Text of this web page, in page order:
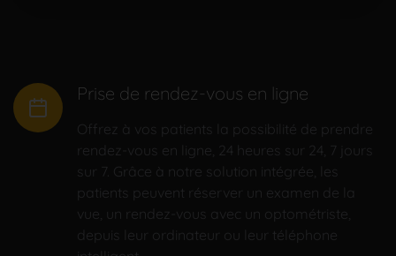
Prise de rendez-vous en ligne
Offrez à vos patients la possibilité de prendre
rendez-vous en ligne, 24 heures sur 24, 7 jours
sur 7. Grâce à notre solution intégrée, les
patients peuvent réserver un examen de la
vue, un rendez-vous avec un optométriste,
depuis leur ordinateur ou leur téléphone